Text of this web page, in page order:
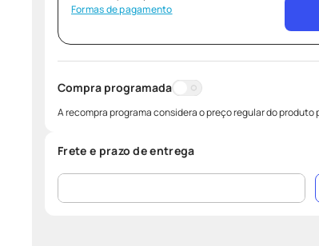
Formas de pagamento
Compra programada
A recompra programa considera o preço regular do produto
Frete e prazo de entrega